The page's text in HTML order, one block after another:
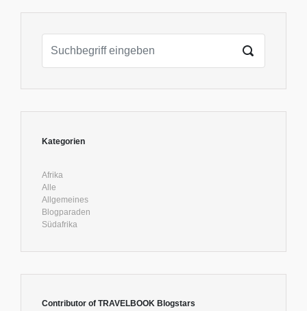
Kategorien
Afrika
Alle
Allgemeines
Blogparaden
Südafrika
Contributor of TRAVELBOOK Blogstars